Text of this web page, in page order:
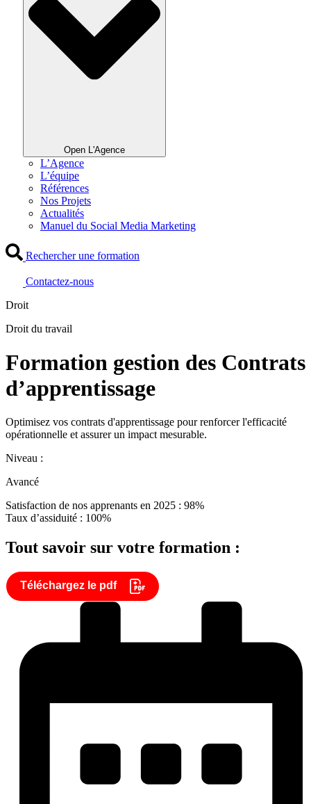
Open L'Agence
L’Agence
L’équipe
Références
Nos Projets
Actualités
Manuel du Social Media Marketing
Rechercher une formation
Contactez-nous
Droit
Droit du travail
Formation gestion des Contrats
d’apprentissage
Optimisez vos contrats d'apprentissage pour renforcer l'efficacité
opérationnelle et assurer un impact mesurable.
Niveau :
Avancé
Satisfaction de nos apprenants en 2025 : 98%
Taux d’assiduité : 100%
Tout savoir sur votre formation :
Téléchargez le pdf